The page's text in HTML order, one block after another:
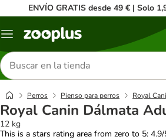
ENVÍO GRATIS desde 49 € | Solo
Menú
Buscar
productos
Perros Pienso para perros Royal
Royal Canin Dálmata
12 kg
This is a stars rating area from zero to 5: